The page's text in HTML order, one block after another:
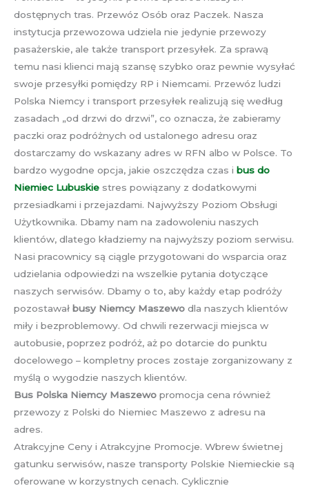
dostępnych tras. Przewóz Osób oraz Paczek. Nasza
instytucja przewozowa udziela nie jedynie przewozy
pasażerskie, ale także transport przesyłek. Za sprawą
temu nasi klienci mają szansę szybko oraz pewnie wysyłać
swoje przesyłki pomiędzy RP i Niemcami. Przewóz ludzi
Polska Niemcy i transport przesyłek realizują się według
zasadach „od drzwi do drzwi”, co oznacza, że zabieramy
paczki oraz podróżnych od ustalonego adresu oraz
dostarczamy do wskazany adres w RFN albo w Polsce. To
bardzo wygodne opcja, jakie oszczędza czas i bus do
Niemiec Lubuskie stres powiązany z dodatkowymi
przesiadkami i przejazdami. Najwyższy Poziom Obsługi
Użytkownika. Dbamy nam na zadowoleniu naszych
klientów, dlatego kładziemy na najwyższy poziom serwisu.
Nasi pracownicy są ciągle przygotowani do wsparcia oraz
udzielania odpowiedzi na wszelkie pytania dotyczące
naszych serwisów. Dbamy o to, aby każdy etap podróży
pozostawał busy Niemcy Maszewo dla naszych klientów
miły i bezproblemowy. Od chwili rezerwacji miejsca w
autobusie, poprzez podróż, aż po dotarcie do punktu
docelowego – kompletny proces zostaje zorganizowany z
myślą o wygodzie naszych klientów.
Bus Polska Niemcy Maszewo promocja cena również
przewozy z Polski do Niemiec Maszewo z adresu na
adres.
Atrakcyjne Ceny i Atrakcyjne Promocje. Wbrew świetnej
gatunku serwisów, nasze transporty Polskie Niemieckie są
oferowane w korzystnych cenach. Cyklicznie